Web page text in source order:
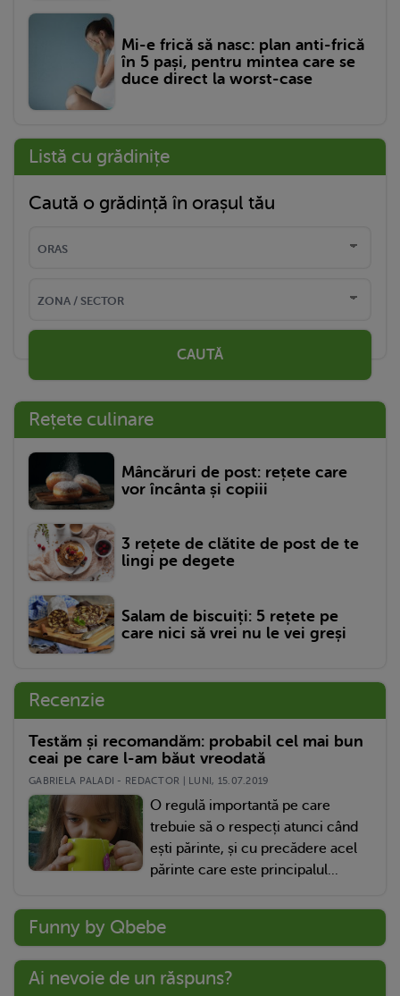
Mi-e frică să nasc: plan anti-frică
în 5 pași, pentru mintea care se
duce direct la worst-case
Listă cu grădinițe
Caută o grădință în orașul tău
CAUTĂ
Rețete culinare
Mâncăruri de post: rețete care
vor încânta și copiii
3 rețete de clătite de post de te
lingi pe degete
Salam de biscuiți: 5 rețete pe
care nici să vrei nu le vei greși
Recenzie
Testăm și recomandăm: probabil cel mai bun
ceai pe care l-am băut vreodată
GABRIELA PALADI - REDACTOR | LUNI, 15.07.2019
O regulă importantă pe care
trebuie să o respecți atunci când
ești părinte, și cu precădere acel
părinte care este principalul...
Funny by Qbebe
Ai nevoie de un răspuns?